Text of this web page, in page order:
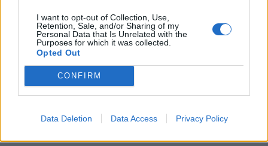
I want to opt-out of Collection, Use,
Retention, Sale, and/or Sharing of my
Personal Data that Is Unrelated with the
Purposes for which it was collected.
Opted Out
CONFIRM
Data Deletion Data Access Privacy Policy
Hőmérséklet mértékegység átváltás
Elektromos áram átváltás
Idő mértékegység átváltás
Római szám - arab szám átváltás